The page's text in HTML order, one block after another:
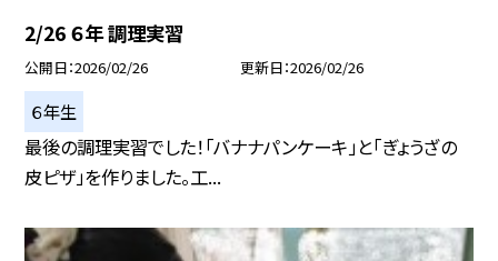
2/26 ６年 調理実習
公開日 2026/02/26 更新日 2026/02/26
６年生
最後の調理実習でした！「バナナパンケーキ」と「ぎょうざの
皮ピザ」を作りました。工...